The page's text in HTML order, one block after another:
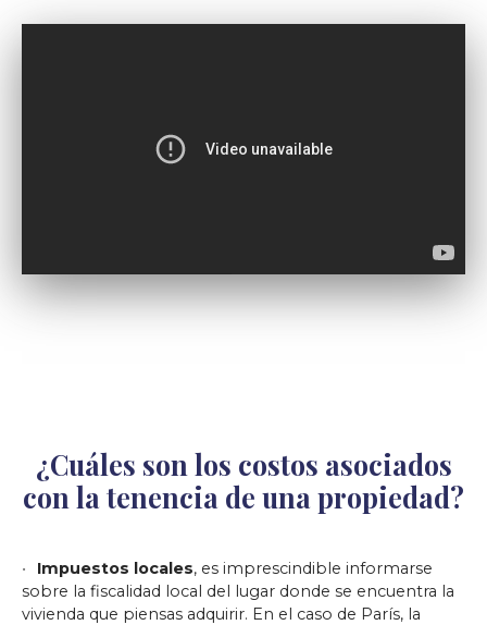
¿Cuáles son los costos asociados
con la tenencia de una propiedad?
Impuestos locales, es imprescindible informarse
sobre la fiscalidad local del lugar donde se encuentra la
vivienda que piensas adquirir. En el caso de París, la